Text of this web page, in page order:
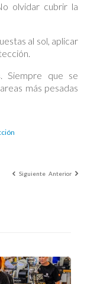
olvidar cubrir la
al sol, aplicar
. Siempre que se
más pesadas
Siguiente Anterior